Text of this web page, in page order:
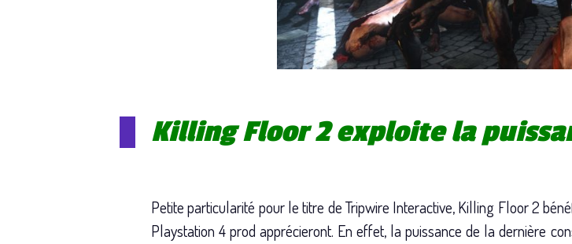
Killing Floor 2 exploite la
Petite particularité pour le titre de Tripwire Interactive, Killing Floor 2
Playstation 4 prod apprécieront. En effet, la puissance de la dernière